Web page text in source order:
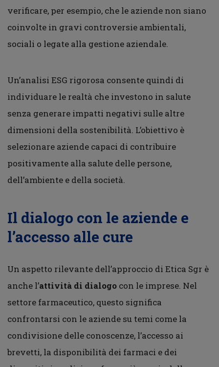
verificare, per esempio, che le aziende non siano
coinvolte in gravi controversie ambientali,
sociali o legate alla gestione aziendale.
Un’analisi ESG rigorosa consente quindi di
individuare le realtà che investono in salute
senza generare impatti negativi sulle altre
dimensioni della sostenibilità. L’obiettivo è
selezionare aziende capaci di contribuire
positivamente alla salute delle persone,
dell’ambiente e della società.
Il dialogo con le aziende e
l’accesso alle cure
Un aspetto rilevante dell’approccio di Etica Sgr è
anche l’attività di dialogo con le imprese. Nel
settore farmaceutico, questo significa
confrontarsi con le aziende su temi come la
condivisione delle conoscenze, l’accesso ai
brevetti, la disponibilità dei farmaci e dei